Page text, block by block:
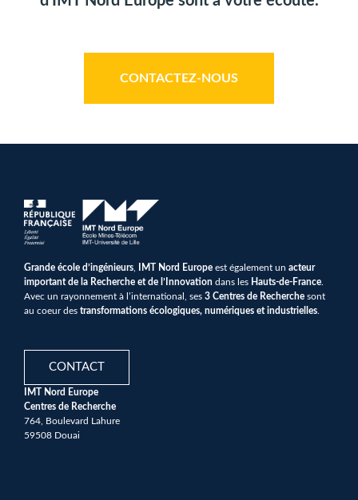
CONTACTEZ-NOUS
Grande école d’ingénieurs IMT Nord Europe est également un acteur
important de la Recherche et de l’Innovation dans les Hauts-de-France
Avec un rayonnement à l’international, ses 3 Centres de Recherche sont
au coeur des transformations écologiques, numériques et industrielles
CONTACT
IMT Nord Europe
Centres de Recherche
764, Boulevard Lahure
59508 Douai